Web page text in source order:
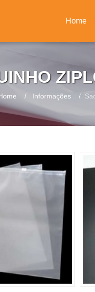
Home
(current)
Informações